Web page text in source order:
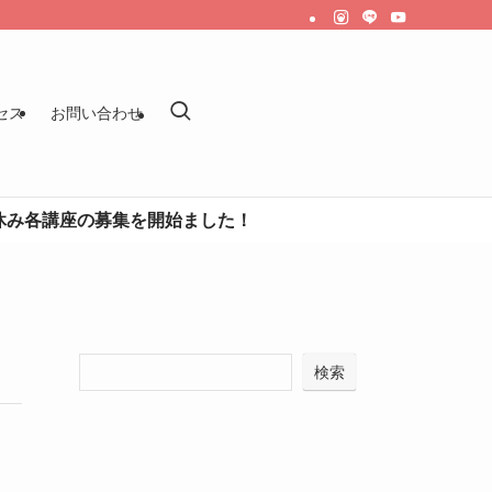
ス お問い合わせ
講座の募集を開始ました！
検索